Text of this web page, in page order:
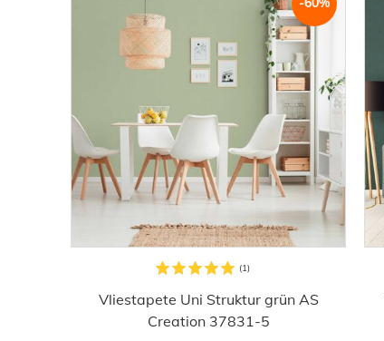
Vliestapete Uni Struktur grün AS
Creation 37831-5